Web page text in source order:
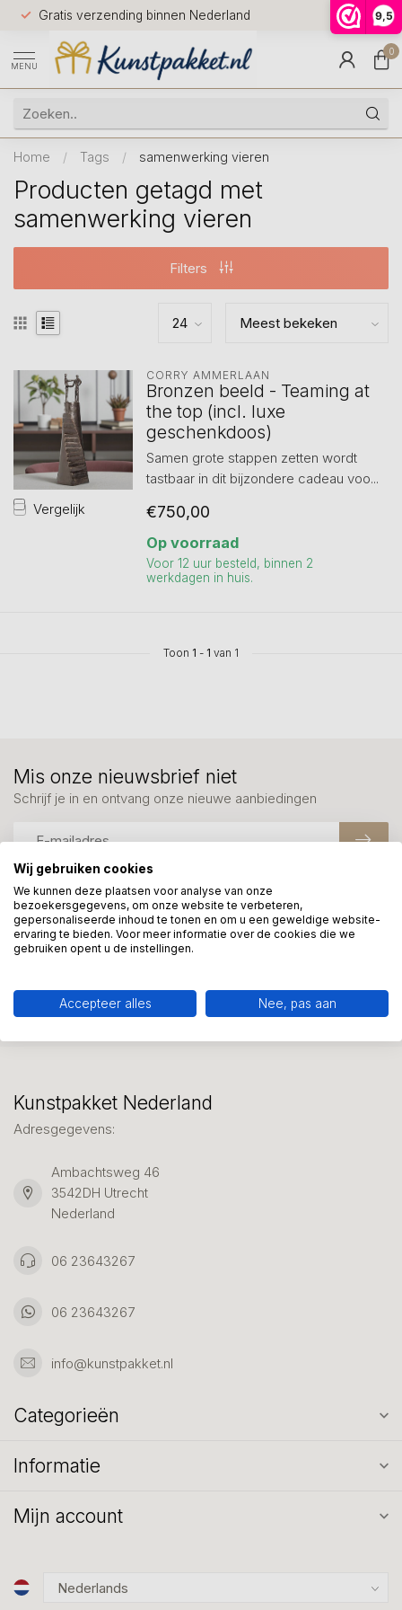
9,5
Gratis verzending binnen Nederland
Voor
huis
9.5
MENU
0
Home / Tags / samenwerking vieren
Producten getagd met
samenwerking vieren
Filters
Vergelijk
CORRY AMMERLAAN
Bronzen beeld - Teaming at
the top (incl. luxe
geschenkdoos)
Samen grote stappen zetten wordt
tastbaar in dit bijzondere cadeau voo...
€750,00
Op voorraad
Voor 12 uur besteld, binnen 2
werkdagen in huis.
Toon 1 - 1 van 1
Meer informatie?
We helpen graag met uw keuze of geven advies, bel of app
ons 7 dagen per week: 06-23643267
Klantenservice
Mis onze nieuwsbrief niet
Schrijf je in en ontvang onze nieuwe aanbiedingen
Kunstpakket Nederland
Adresgegevens:
Ambachtsweg 46
3542DH Utrecht
Nederland
06 23643267
06 23643267
info@kunstpakket.nl
Categorieën
Informatie
Mijn account
Wij gebruiken cookies
We kunnen deze plaatsen voor analyse van onze
bezoekersgegevens, om onze website te verbeteren,
gepersonaliseerde inhoud te tonen en om u een geweldige website-
ervaring te bieden. Voor meer informatie over de cookies die we
gebruiken opent u de instellingen.
Accepteer alles Nee, pas aan